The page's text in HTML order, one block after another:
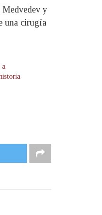
Medvedev y
una cirugía
a